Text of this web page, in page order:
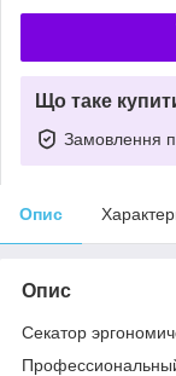
Що таке
Замовлення
Опис
Опис
Секатор